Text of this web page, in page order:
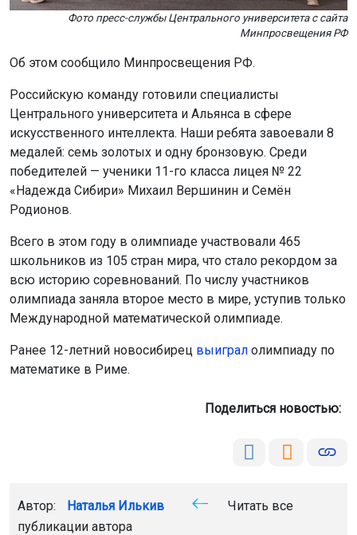
Фото пресс-службы Центрального университета с сайта
Минпросвещения РФ
Об этом сообщило Минпросвещения РФ.
Российскую команду готовили специалисты
Центрального университета и Альянса в сфере
искусственного интеллекта. Наши ребята завоевали 8
медалей: семь золотых и одну бронзовую. Среди
победителей — ученики 11-го класса лицея № 22
«Надежда Сибири» Михаил Вершинин и Семён
Родионов.
Всего в этом году в олимпиаде участвовали 465
школьников из 105 стран мира, что стало рекордом за
всю историю соревнований. По числу участников
олимпиада заняла второе место в мире, уступив только
Международной математической олимпиаде.
Ранее 12-летний новосибирец выиграл олимпиаду по
математике в Риме.
Поделиться новостью:
Автор: Наталья Илькив
Читать все
публикации автора